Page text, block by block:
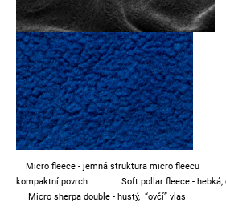
Micro fleece - jemná struktura micro fleecu
kompaktní povrch Soft pollar fleece -
Micro sherpa double - hustý, “ovčí” vlas